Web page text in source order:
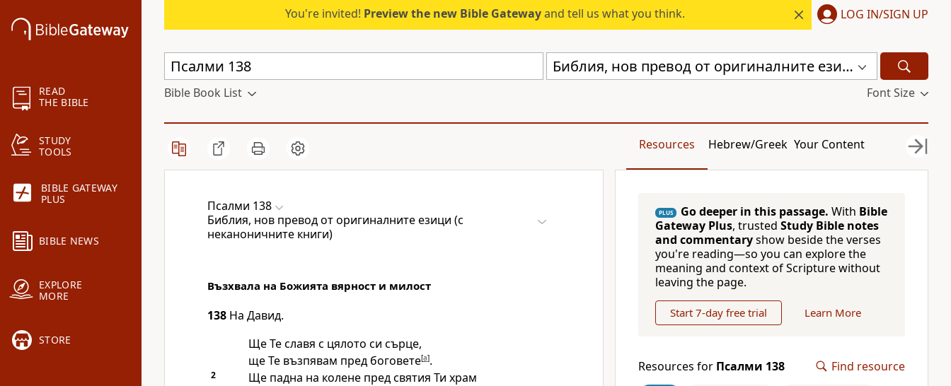
READ
THE BIBLE
STUDY
TOOLS
BIBLE GATEWAY
PLUS
BIBLE NEWS
EXPLORE
MORE
STORE
You're invited! Preview the new Bible Gatewayand tell us what you think. LOG IN/SIGN UP
Библия, нов превод от оригиналните езици (с неканоничните книги) (CBT)
Bible Book List Font Size
Resources Hebrew/Greek Your Content
Псалми 138
Библия, нов превод от оригиналните езици (с
неканоничните книги)
Възхвала на Божията вярност и милост
138 На Давид.
Ще Те славя с цялото си сърце,
ще Те възпявам пред боговете[a].
2
Ще падна на колене пред святия Ти храм
PLUS Go deeper in this passage. With Bible
Gateway Plus, trusted Study Bible notes
and commentaryshow beside the verses
you're reading—so you can explore the
meaning and context of Scripture without
leaving the page.
Start 7-day free trial Learn More
Resources for Псалми 138 Find resource